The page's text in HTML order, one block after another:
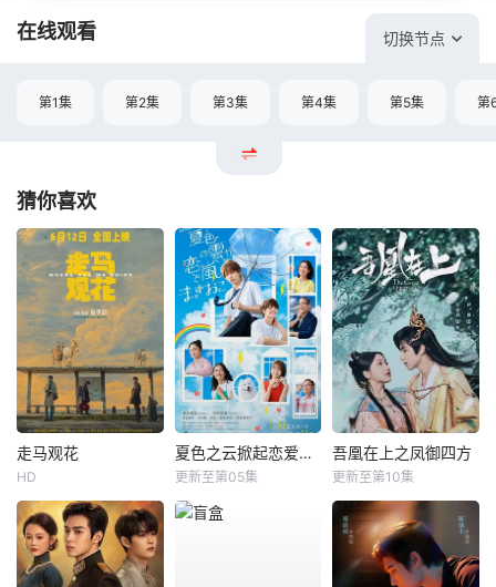
在线观看 切换节点
第1集 第2集 第3集 第4集 第5集 第
猜你喜欢
走马观花
HD
夏色之云掀起恋爱与风暴
更新至第05集
吾凰在上之凤御四方
更新至第10集